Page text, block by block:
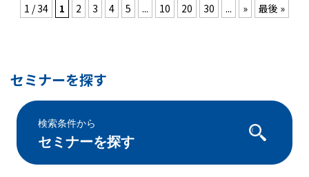
セミナーを探す
検索条件から
セミナーを探す
1 / 34 1 2 3 4 5 ... 10 20 30 ... » 最後 »